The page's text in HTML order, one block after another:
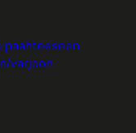
paahteeseen
varjoon